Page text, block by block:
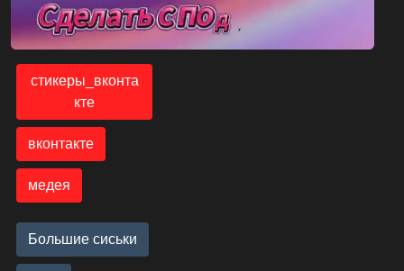
стикеры_вконта
кте
вконтакте
медея
Большие сиськи